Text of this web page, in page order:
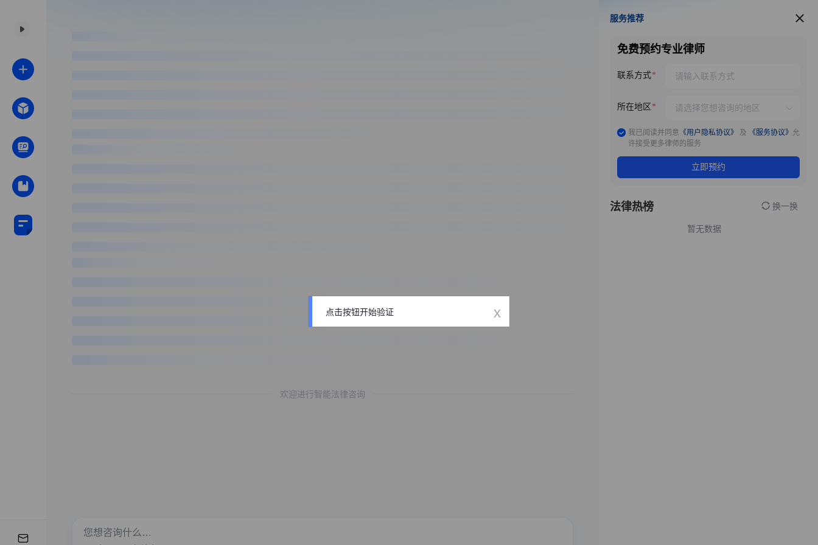
欢迎进行智能法律咨询
服务推荐
服务推荐
免费预约专业律师
联系方式
所在地区
我已阅读并同意 《用户隐私协议》 及 《服务协议》 允
许接受更多律师的服务
立即预约
法律热榜 换一换
暂无数据
点击按钮开始验证 x